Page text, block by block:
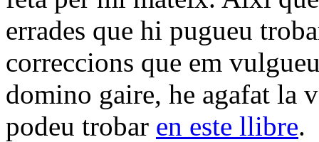
errades que hi pugueu
correccions que em
domino gaire, he agafat la
podeu trobar en este llibre.